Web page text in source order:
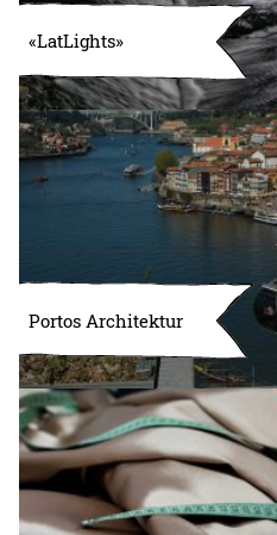
«LatLights»
Portos Architektur